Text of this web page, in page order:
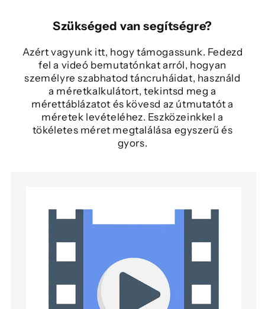
Szükséged van segítségre?
Azért vagyunk itt, hogy támogassunk. Fedezd
fel a videó bemutatónkat arról, hogyan
személyre szabhatod táncruháidat, használd
a méretkalkulátort, tekintsd meg a
mérettáblázatot és kövesd az útmutatót a
méretek levételéhez. Eszközeinkkel a
tökéletes méret megtalálása egyszerű és
gyors.